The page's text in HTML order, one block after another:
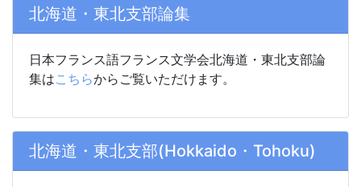
北海道・東北支部論集
日本フランス語フランス文学会北海道・東北支部論
集はこちらからご覧いただけます。
北海道・東北支部(Hokkaido・Tohoku)